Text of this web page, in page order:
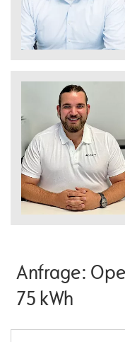
Anfrage:
75 kWh